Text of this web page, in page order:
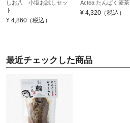
しお八 小塩お試しセッ
ト
¥ 4,860（税込）
Actea たんぱく麦茶
¥ 4,320（税込）
最近チェックした商品